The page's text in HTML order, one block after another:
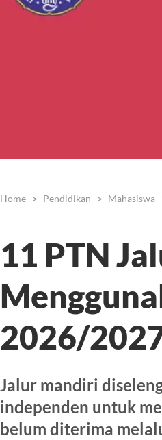
Home Pendidikan Mahasiswa
11 PTN
2026/
Jalur mandiri
independen untuk
belum diterima